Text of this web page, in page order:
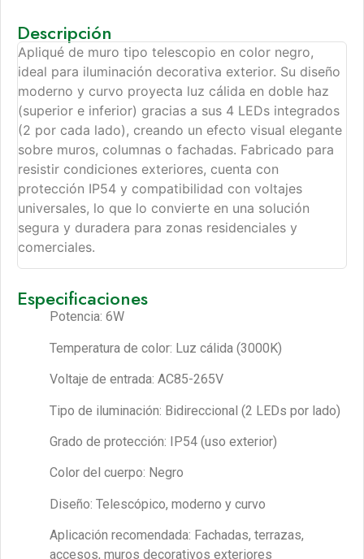
Descripción
Apliqué de muro tipo telescopio en color negro,
ideal para iluminación decorativa exterior. Su diseño
moderno y curvo proyecta luz cálida en doble haz
(superior e inferior) gracias a sus 4 LEDs integrados
(2 por cada lado), creando un efecto visual elegante
sobre muros, columnas o fachadas. Fabricado para
resistir condiciones exteriores, cuenta con
protección IP54 y compatibilidad con voltajes
universales, lo que lo convierte en una solución
segura y duradera para zonas residenciales y
comerciales.
Especificaciones
Potencia: 6W
Temperatura de color: Luz cálida (3000K)
Voltaje de entrada: AC85-265V
Tipo de iluminación: Bidireccional (2 LEDs por lado)
Grado de protección: IP54 (uso exterior)
Color del cuerpo: Negro
Diseño: Telescópico, moderno y curvo
Aplicación recomendada: Fachadas, terrazas,
accesos, muros decorativos exteriores